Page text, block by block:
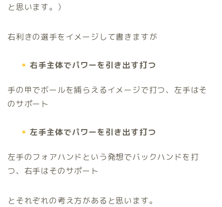
と思います。）
右利きの選手をイメージして書きますが
右手主体でパワーを引き出す打つ
手の甲でボールを捕らえるイメージで打つ、左手はそ
のサポート
左手主体でパワーを引き出す打つ
左手のフォアハンドという発想でバックハンドを打
つ、右手はそのサポート
とそれぞれの考え方があると思います。